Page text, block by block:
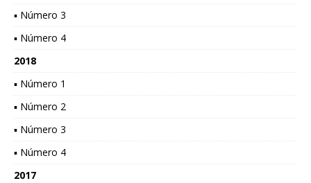
▪ Número 3
▪ Número 4
2018
▪ Número 1
▪ Número 2
▪ Número 3
▪ Número 4
2017